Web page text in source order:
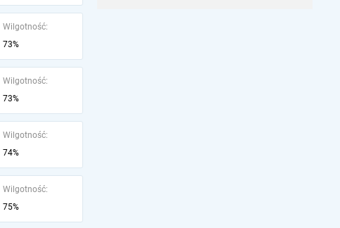
Wilgotność:
73%
Wilgotność:
73%
Wilgotność:
74%
Wilgotność:
75%